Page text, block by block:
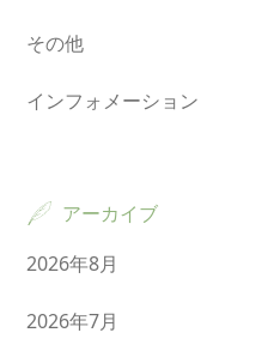
その他
インフォメーション
アーカイブ
2026年8月
2026年7月